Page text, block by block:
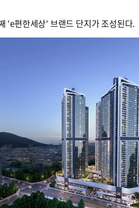
‘e편한세상’ 브랜드 단지가 조성된다.